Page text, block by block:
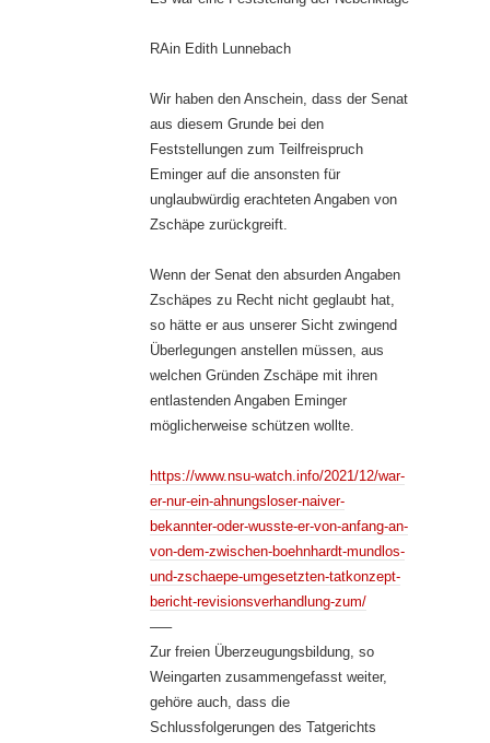
RAin Edith Lunnebach
Wir haben den Anschein, dass der Senat
aus diesem Grunde bei den
Feststellungen zum Teilfreispruch
Eminger auf die ansonsten für
unglaubwürdig erachteten Angaben von
Zschäpe zurückgreift.
Wenn der Senat den absurden Angaben
Zschäpes zu Recht nicht geglaubt hat,
so hätte er aus unserer Sicht zwingend
Überlegungen anstellen müssen, aus
welchen Gründen Zschäpe mit ihren
entlastenden Angaben Eminger
möglicherweise schützen wollte.
https://www.nsu-watch.info/2021/12/war-
er-nur-ein-ahnungsloser-naiver-
bekannter-oder-wusste-er-von-anfang-an-
von-dem-zwischen-boehnhardt-mundlos-
und-zschaepe-umgesetzten-tatkonzept-
bericht-revisionsverhandlung-zum/
—–
Zur freien Überzeugungsbildung, so
Weingarten zusammengefasst weiter,
gehöre auch, dass die
Schlussfolgerungen des Tatgerichts